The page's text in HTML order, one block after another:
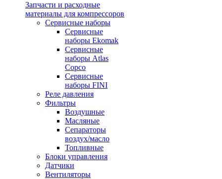
Запчасти и расходные
материалы для компрессоров
Cервисные наборы
Сервисные
наборы Ekomak
Cервисные
наборы Atlas
Copco
Сервисные
наборы FINI
Реле давления
Фильтры
Воздушные
Масляные
Сепараторы
воздух/масло
Топливные
Блоки управления
Датчики
Вентиляторы